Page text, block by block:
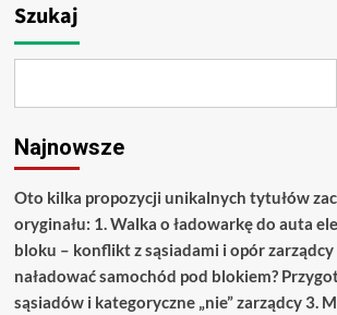
Szukaj
Najnowsze
Oto kilka propozycji unikalnych tytułów
oryginału: 1. Walka o ładowarkę do auta
bloku – konflikt z sąsiadami i opór zarządcy
naładować samochód pod blokiem?
sąsiadów i kategoryczne „nie” zarządcy 3.